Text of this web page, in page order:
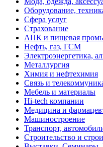
Оборудование,
Сфера услуг
Страхование
АПК и пищевая
Нефть, газ, ГСМ
Электроэнергетика,
Металлургия
Химия и нефтехимия
Связь и
Мебель и материалы
Hi-tech компании
Медицина и
Машиностроение
Транспорт,
Строительство и